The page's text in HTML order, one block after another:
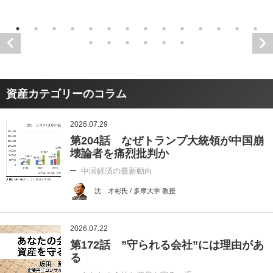
資産カテゴリーのコラム
2026.07.29
第204話 なぜトランプ大統領が中国崩
壊論者を痛烈批判か
中国経済の最新動向
沈 才彬氏 / 多摩大学 教授
2026.07.22
第172話 ”守られる会社”には理由があ
る